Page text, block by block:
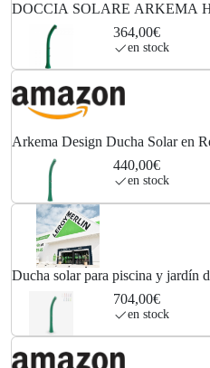
DOCCIA SOLARE ARKEMA
VERDE CON LAVAPIEDI PER
364,00€
en stock
Arkema Design Ducha Solar en
H420/6016 Verde Oscuro
440,00€
en stock
Ducha solar para piscina y jardín
happy xl h420 - verde oscuro
704,00€
en stock